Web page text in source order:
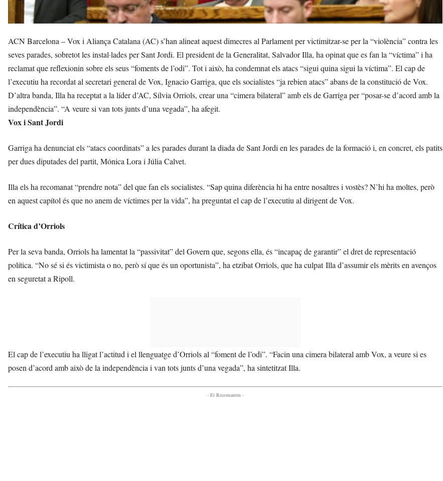
ACN Barcelona – Vox i Aliança Catalana (AC) s’han alineat aquest dimecres al Parlament per victimitzar-se per la “violència” contra les
seves parades, sobretot les instal·lades per Sant Jordi. El president de la Generalitat, Salvador Illa, ha opinat que es fan la “víctima” i ha
reclamat que reflexionin sobre els seus “foments de l’odi”. Tot i això, ha condemnat els atacs “sigui quina sigui la víctima”. El cap de
l’executiu ha recordat al secretari general de Vox, Ignacio Garriga, que els socialistes “ja rebien atacs” abans de la constitució de Vox.
D’altra banda, Illa ha receptat a la líder d’AC, Sílvia Orriols, crear una “cimera bilateral” amb els de Garriga per “posar-se d’acord amb la
independència”. “A veure si van tots junts d’una vegada”, ha afegit.
Vox i Sant Jordi
Garriga ha denunciat els “atacs coordinats” a les parades durant la diada de Sant Jordi en les parades de la formació i, en concret, els patits
per dues diputades del partit, Mónica Lora i Júlia Calvet.
Illa els ha recomanat “prendre nota” del que fan els socialistes. “Sap quina diferència hi ha entre nosaltres i vostès? N’hi ha moltes, però
en aquest capítol és que no anem de víctimes per la vida”, ha preguntat el cap de l’executiu al dirigent de Vox.
Crítica d’Orriols
Per la seva banda, Orriols ha lamentat la “passivitat” del Govern que, segons ella, és “incapaç de garantir” el dret de representació
política. “No sé si és victimista o no, però sí que és un oportunista”, ha etzibat Orriols, que ha culpat Illa d’assumir els mèrits en avenços
en seguretat a Ripoll.
El cap de l’executiu ha lligat l’actitud i el llenguatge d’Orriols al “foment de l’odi”. “Facin una cimera bilateral amb Vox, a veure si es
posen d’acord amb això de la independència i van tots junts d’una vegada”, ha sintetitzat Illa.
- Et Recomanem -